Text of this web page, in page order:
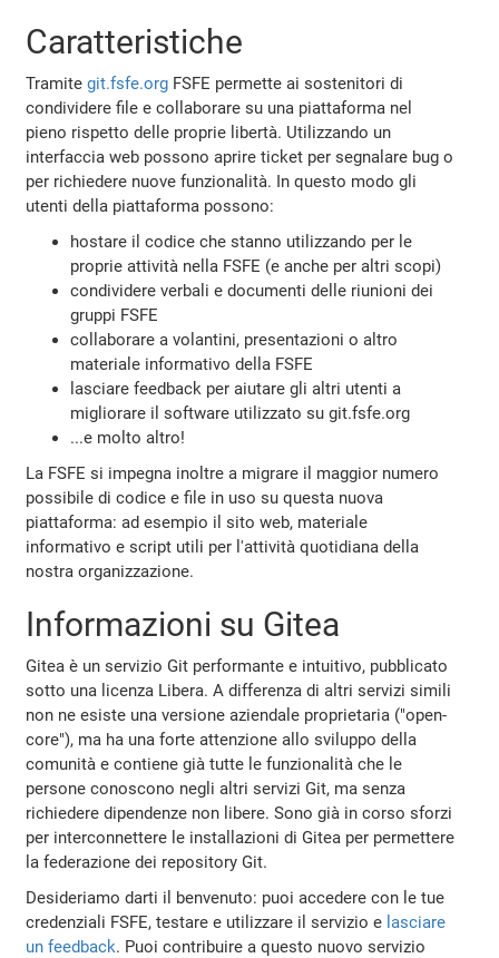
Caratteristiche
Tramitegit.fsfe.org FSFE permette ai sostenitori di
condividere file e collaborare su una piattaforma nel
pieno rispetto delle proprie libertà. Utilizzando un
interfaccia web possono aprire ticket per segnalare bug o
per richiedere nuove funzionalità. In questo modo gli
utenti della piattaforma possono:
hostare il codice che stanno utilizzando per le
proprie attività nella FSFE (e anche per altri scopi)
condividere verbali e documenti delle riunioni dei
gruppi FSFE
collaborare a volantini, presentazioni o altro
materiale informativo della FSFE
lasciare feedback per aiutare gli altri utenti a
migliorare il software utilizzato su git.fsfe.org
...e molto altro!
La FSFE si impegna inoltre a migrare il maggior numero
possibile di codice e file in uso su questa nuova
piattaforma: ad esempio il sito web, materiale
informativo e script utili per l'attività quotidiana della
nostra organizzazione.
Informazioni su Gitea
Gitea è un servizio Git performante e intuitivo, pubblicato
sotto una licenza Libera. A differenza di altri servizi simili
non ne esiste una versione aziendale proprietaria ("open-
core"), ma ha una forte attenzione allo sviluppo della
comunità e contiene già tutte le funzionalità che le
persone conoscono negli altri servizi Git, ma senza
richiedere dipendenze non libere. Sono già in corso sforzi
per interconnettere le installazioni di Gitea per permettere
la federazione dei repository Git.
Desideriamo darti il ​​benvenuto: puoi accedere con le tue
credenziali FSFE, testare e utilizzare il servizio e lasciare
un feedback. Puoi contribuire a questo nuovo servizio